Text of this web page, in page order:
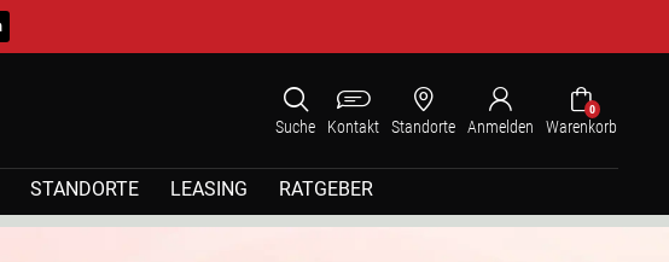
Suche Kontakt Standorte Anmelden
0
Warenkorb
STANDORTE LEASING RATGEBER